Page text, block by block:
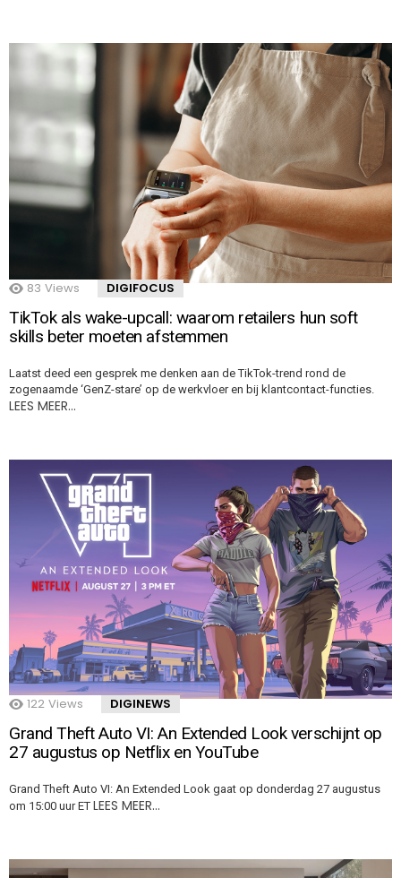
83 Views DIGIFOCUS
TikTok als wake-upcall: waarom retailers hun soft
skills beter moeten afstemmen
Laatst deed een gesprek me denken aan de TikTok-trend rond de
zogenaamde ‘GenZ-stare’ op de werkvloer en bij klantcontact-functies.
LEES MEER…
122 Views DIGINEWS
Grand Theft Auto VI: An Extended Look verschijnt op
27 augustus op Netflix en YouTube
Grand Theft Auto VI: An Extended Look gaat op donderdag 27 augustus
om 15:00 uur ET LEES MEER…